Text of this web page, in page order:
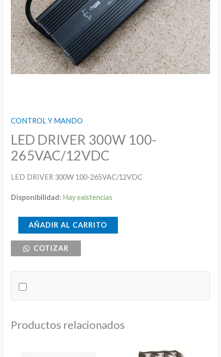
CONTROL Y MANDO
LED DRIVER 300W 100-
265VAC/12VDC
LED DRIVER 300W 100-265VAC/12VDC
Disponibilidad: Hay existencias
DRIVER
300W
cantidad
AÑADIR AL CARRITO
COTIZAR
Productos relacionados